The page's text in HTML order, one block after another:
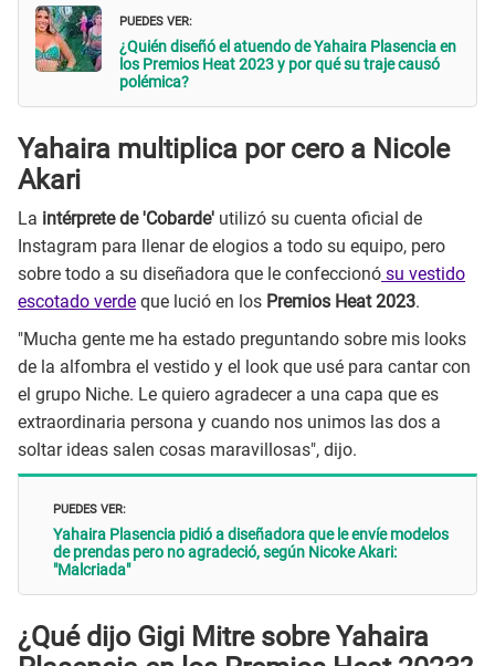
PUEDES VER:
¿Quién diseñó el atuendo de Yahaira Plasencia en
los Premios Heat 2023 y por qué su traje causó
polémica?
Yahaira multiplica por cero a Nicole
Akari
La intérprete de 'Cobarde' utilizó su cuenta oficial de
Instagram para llenar de elogios a todo su equipo, pero
sobre todo a su diseñadora que le confeccionó su vestido
escotado verde que lució en los Premios Heat 2023.
"Mucha gente me ha estado preguntando sobre mis looks
de la alfombra el vestido y el look que usé para cantar con
el grupo Niche. Le quiero agradecer a una capa que es
extraordinaria persona y cuando nos unimos las dos a
soltar ideas salen cosas maravillosas", dijo.
PUEDES VER:
Yahaira Plasencia pidió a diseñadora que le envíe modelos
de prendas pero no agradeció, según Nicoke Akari:
"Malcriada"
¿Qué dijo Gigi Mitre sobre Yahaira